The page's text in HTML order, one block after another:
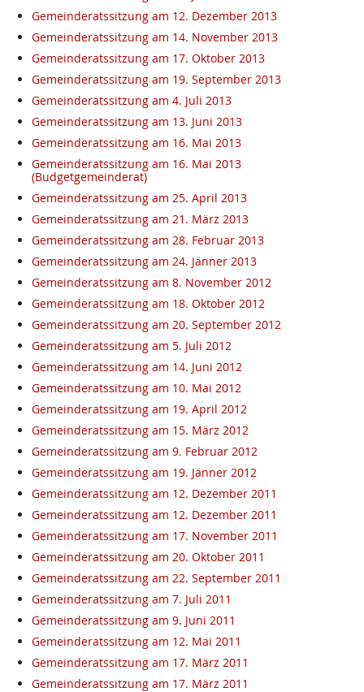
Gemeinderatssitzung am 12. Dezember 2013
Gemeinderatssitzung am 14. November 2013
Gemeinderatssitzung am 17. Oktober 2013
Gemeinderatssitzung am 19. September 2013
Gemeinderatssitzung am 4. Juli 2013
Gemeinderatssitzung am 13. Juni 2013
Gemeinderatssitzung am 16. Mai 2013
Gemeinderatssitzung am 16. Mai 2013
(Budgetgemeinderat)
Gemeinderatssitzung am 25. April 2013
Gemeinderatssitzung am 21. März 2013
Gemeinderatssitzung am 28. Februar 2013
Gemeinderatssitzung am 24. Jänner 2013
Gemeinderatssitzung am 8. November 2012
Gemeinderatssitzung am 18. Oktober 2012
Gemeinderatssitzung am 20. September 2012
Gemeinderatssitzung am 5. Juli 2012
Gemeinderatssitzung am 14. Juni 2012
Gemeinderatssitzung am 10. Mai 2012
Gemeinderatssitzung am 19. April 2012
Gemeinderatssitzung am 15. März 2012
Gemeinderatssitzung am 9. Februar 2012
Gemeinderatssitzung am 19. Jänner 2012
Gemeinderatssitzung am 12. Dezember 2011
Gemeinderatssitzung am 12. Dezember 2011
Gemeinderatssitzung am 17. November 2011
Gemeinderatssitzung am 20. Oktober 2011
Gemeinderatssitzung am 22. September 2011
Gemeinderatssitzung am 7. Juli 2011
Gemeinderatssitzung am 9. Juni 2011
Gemeinderatssitzung am 12. Mai 2011
Gemeinderatssitzung am 17. März 2011
Gemeinderatssitzung am 17. März 2011